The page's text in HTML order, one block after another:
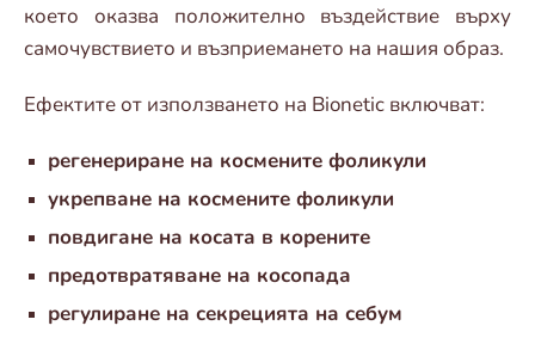
което оказва положително въздействие върху
самочувствието и възприемането на нашия образ.
Ефектите от използването на Bionetic включват:
регенериране на космените фоликули
укрепване на космените фоликули
повдигане на косата в корените
предотвратяване на косопада
регулиране на секрецията на себум